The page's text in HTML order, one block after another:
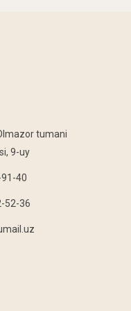
tumani
9-uy
40
52-36